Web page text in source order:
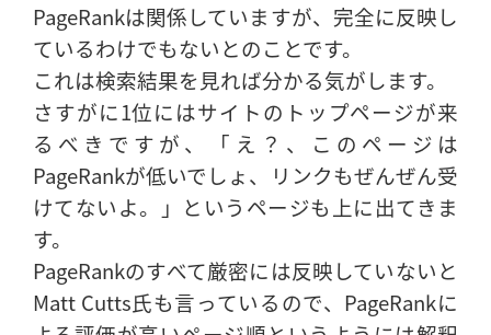
PageRankは関係していますが、完全に反映し
ているわけでもないとのことです。
これは検索結果を見れば分かる気がします。
さすがに1位にはサイトのトップページが来
るべきですが、「え？、このページは
PageRankが低いでしょ、リンクもぜんぜん受
けてないよ。」というページも上に出てきま
す。
PageRankのすべて厳密には反映していないと
Matt Cutts氏も言っているので、PageRankに